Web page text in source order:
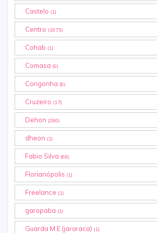
Castelo (1)
Centro (1873)
Cohab (1)
Comasa (9)
Congonha (6)
Cruzeiro (17)
Dehon (280)
dheon (1)
Fabio Silva (68)
Florianópolis (1)
Freelance (1)
garopaba (1)
Guarda M.E (jararaca) (1)